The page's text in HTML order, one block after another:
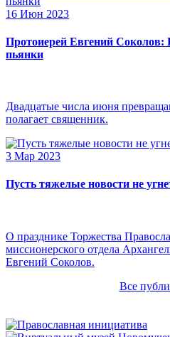
16 Июн 2023
Протоиерей Евгений
пьянки
Двадцатые числа июня
полагает священник.
3 Мар 2023
Пусть тяжелые новости не
О празднике Торжества
миссионерского отдела
Евгений Соколов.
Все